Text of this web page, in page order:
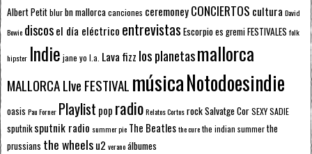
Albert Petitblurbn mallorcacanciones ceremoneyCONCIERTOS cultura David
Bowie discosel día eléctrico entrevistas Escorpioes gremiFESTIVALES folk
hipster Indie jane yo l.a. Lava fizz los planetasmallorca
MALLORCA LIve FESTIVAL músicaNotodoesindie
oasis Pau Forner Playlist pop radioRelatos CortosrockSalvatge CorSEXY SADIE
sputnik sputnik radio summer pie The Beatlesthe curethe indian summerthe
prussians the wheelsu2 veranoálbumes